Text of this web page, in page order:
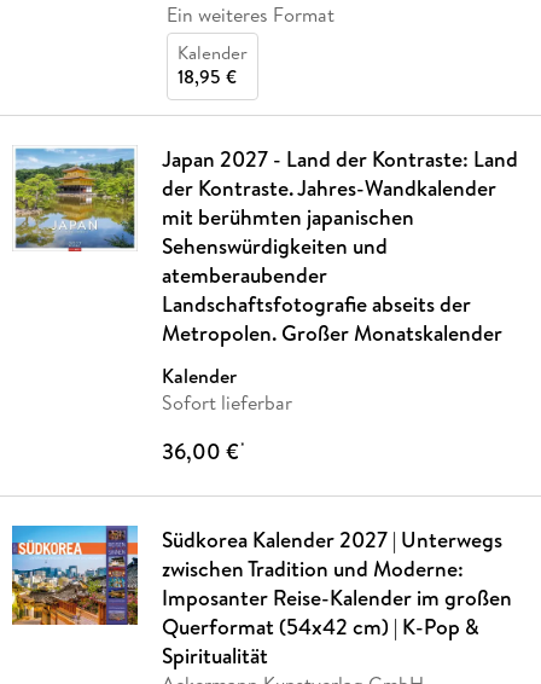
Ein weiteres Format
Kalender
18,95 €
Japan 2027 - Land der Kontraste: Land
der Kontraste. Jahres-Wandkalender
mit berühmten japanischen
Sehenswürdigkeiten und
atemberaubender
Landschaftsfotografie abseits der
Metropolen. Großer Monatskalender
Kalender
Sofort lieferbar
36,00 €*
Südkorea Kalender 2027 | Unterwegs
zwischen Tradition und Moderne:
Imposanter Reise-Kalender im großen
Querformat (54x42 cm) | K-Pop &
Spiritualität